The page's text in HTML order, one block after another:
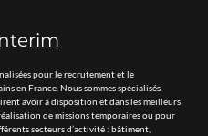
pour le recrutement et le
en France. Nous sommes spécialisés
avoir à disposition et dans les meilleurs
de missions temporaires ou pour
secteurs d’activité : bâtiment,